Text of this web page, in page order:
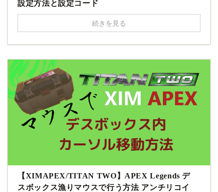
設定方法と設定コード
続きを見る
【XIMAPEX/TITAN TWO】APEX Legends デ
スボックス漁りマウスで行う方法 アンチリコイ